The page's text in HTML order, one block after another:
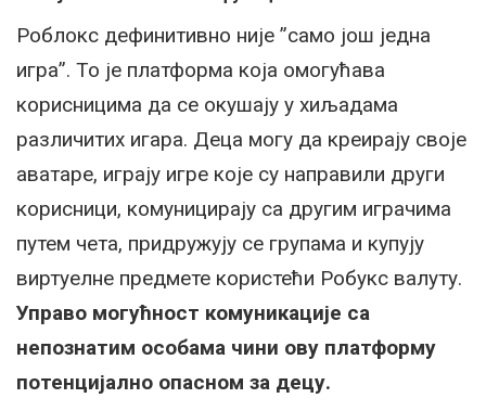
Роблокс дефинитивно није ”само још једна
игра”. То је платформа која омогућава
корисницима да се окушају у хиљадама
различитих игара. Деца могу да креирају своје
аватаре, играју игре које су направили други
корисници, комуницирају са другим играчима
путем чета, придружују се групама и купују
виртуелне предмете користећи Робукс валуту.
Управо могућност комуникације са
непознатим особама чини ову платформу
потенцијално опасном за децу.